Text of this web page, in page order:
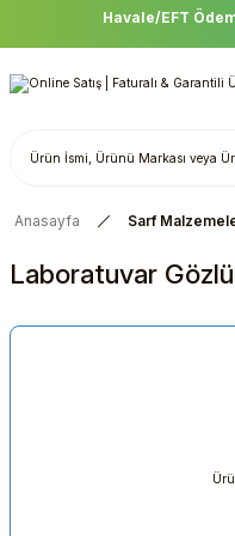
Havale/EFT
Anasayfa Sarf
Laboratuvar